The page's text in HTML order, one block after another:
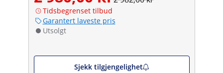
Tidsbegrenset tilbud
Garantert laveste pris
Utsolgt
Sjekk tilgjengelighet